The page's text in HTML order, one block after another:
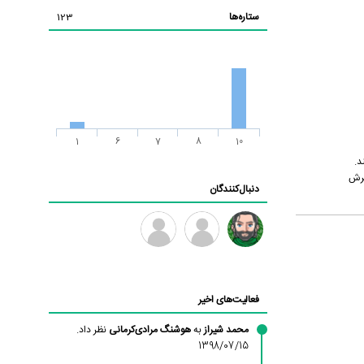
ستاره‌ها
123
1 6 7 8 10
دنبال‌کنندگان
بابی
براون
فعالیت‌های اخیر
محمد شیرازبههوشنگ مرادی‌کرمانی نظر داد.
1398/07/15